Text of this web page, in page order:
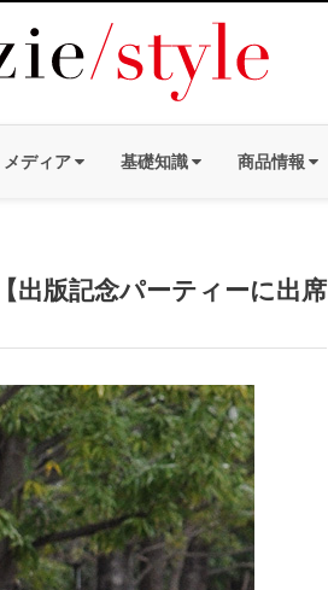
メディア 基礎知識 商品情報
出版記念パーティーに出席